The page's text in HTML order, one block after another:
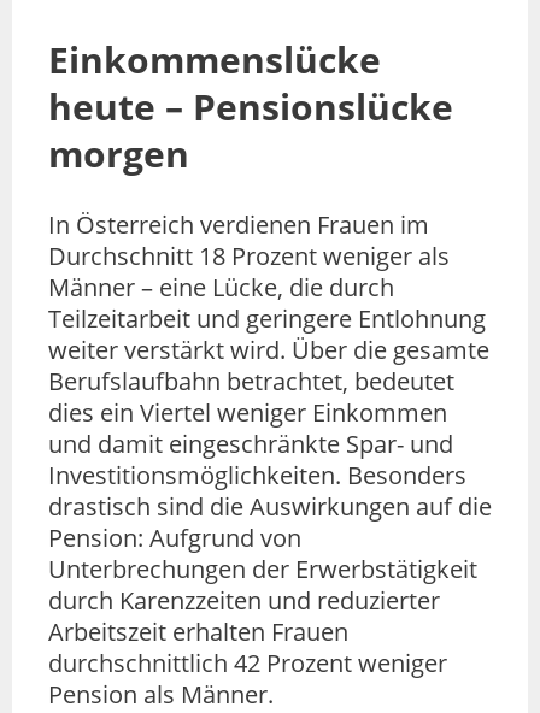
Einkommenslücke
heute – Pensionslücke
morgen
In Österreich verdienen Frauen im
Durchschnitt 18 Prozent weniger als
Männer – eine Lücke, die durch
Teilzeitarbeit und geringere Entlohnung
weiter verstärkt wird. Über die gesamte
Berufslaufbahn betrachtet, bedeutet
dies ein Viertel weniger Einkommen
und damit eingeschränkte Spar- und
Investitionsmöglichkeiten. Besonders
drastisch sind die Auswirkungen auf die
Pension: Aufgrund von
Unterbrechungen der Erwerbstätigkeit
durch Karenzzeiten und reduzierter
Arbeitszeit erhalten Frauen
durchschnittlich 42 Prozent weniger
Pension als Männer.